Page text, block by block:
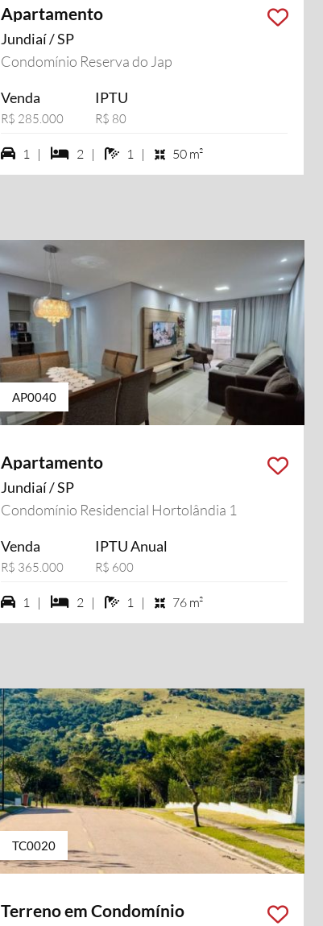
Apartamento
Jundiaí / SP
Condomínio Reserva do Jap
Venda
R$ 285.000
IPTU
R$ 80
1 vagas na garagem
1 | 2 dormiórios
2 | 1 banheiros
1 | 50 m²
AP0040
Apartamento
Jundiaí / SP
Condomínio Residencial Hortolândia 1
Venda
R$ 365.000
IPTU Anual
R$ 600
1 vagas na garagem
1 | 2 dormiórios
2 | 1 banheiros
1 | 76 m²
TC0020
Terreno em Condomínio